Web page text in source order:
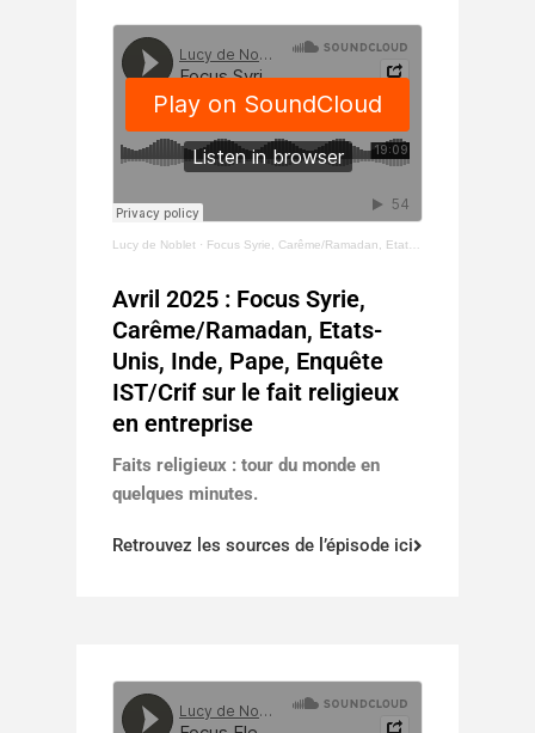
Lucy de Noblet · Focus Syrie, Carême/Ramadan, Etats-Unis, Inde, Pape, Etude IST/CRIF sur le fait religieux en entreprise.
Avril 2025 : Focus Syrie,
Carême/Ramadan, Etats-
Unis, Inde, Pape, Enquête
IST/Crif sur le fait religieux
en entreprise
Faits religieux : tour du monde en
quelques minutes.
Retrouvez les sources de l’épisode ici